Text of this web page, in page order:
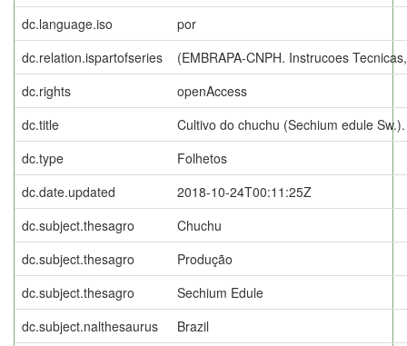
dc.language.iso
por
dc.relation.ispartofseries
(EMBRAPA-CNPH. Instrucoes
dc.rights
openAccess
dc.title
Cultivo do chuchu (Sechium edule Sw.).
dc.type
Folhetos
dc.date.updated
2018-10-24T00:11:25Z
dc.subject.thesagro
Chuchu
dc.subject.thesagro
Produção
dc.subject.thesagro
Sechium Edule
dc.subject.nalthesaurus
Brazil